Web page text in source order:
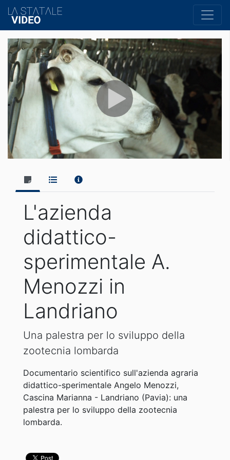
L'azienda
didattico-
sperimentale A.
Menozzi in
Landriano
Una palestra per lo sviluppo della
zootecnia lombarda
Documentario scientifico sull'azienda agraria
didattico-sperimentale Angelo Menozzi,
Cascina Marianna - Landriano (Pavia): una
palestra per lo sviluppo della zootecnia
lombarda.